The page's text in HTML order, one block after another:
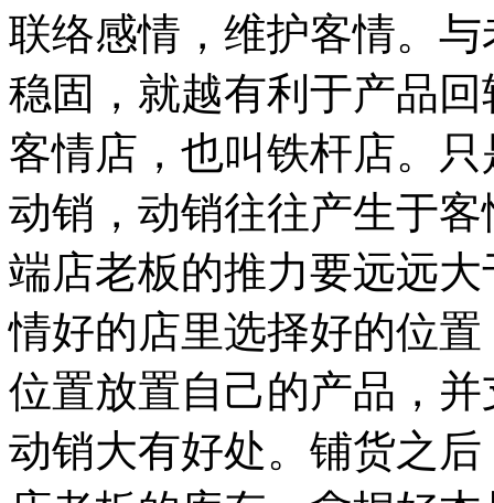
联络感情，维护客情。
稳固，就越有利于产品
客情店，也叫铁杆店。
动销，动销往往产生于
端店老板的推力要远远
情好的店里选择好的位
位置放置自己的产品，
动销大有好处。铺货之